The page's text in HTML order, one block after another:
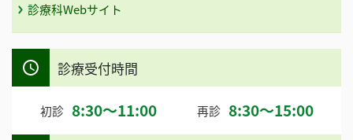
診療科Webサイト
診療受付時間
初診 8:30～11:00 再診 8:30～15:00